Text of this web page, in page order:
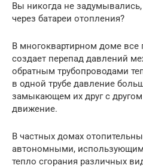
Вы никогда не задумывались,
через батареи отопления?
В многоквартирном доме
создает перепад давлений
обратным трубопроводами
в одной трубе давление
замыкающем их друг с
движение.
В частных домах
автономными,
тепло сгорания различных